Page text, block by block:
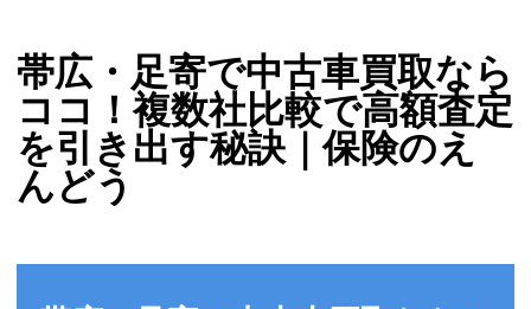
帯広・足寄で中古車買取なら
ココ！複数社比較で高額査定
を引き出す秘訣｜保険のえ
んどう